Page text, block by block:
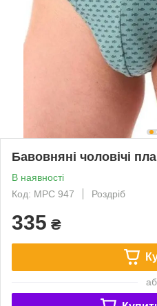
Бавовняні чоловічі
В наявності
Код: MPC 947
Роздріб
335 ₴